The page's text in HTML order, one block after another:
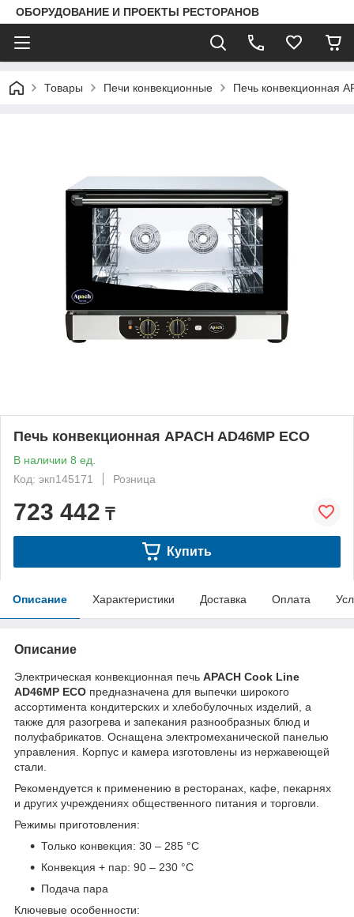
ОБОРУДОВАНИЕ И ПРОЕКТЫ РЕСТОРАНОВ
Товары Печи конвекционные Печь конвекционная
Печь конвекционная APACH AD46MP ECO
В наличии 8 ед.
Код: экп145171
Розница
723 442 ₸
Купить
Описание Характеристики Доставка Оплата
Описание
Электрическая конвекционная печь APACH Cook Line
AD46MP ECO предназначена для выпечки широкого
ассортимента кондитерских и хлебобулочных изделий, а
также для разогрева и запекания разнообразных блюд и
полуфабрикатов. Оснащена электромеханической панелью
управления. Корпус и камера изготовлены из нержавеющей
стали.
Рекомендуется к применению в ресторанах, кафе, пекарнях
и других учреждениях общественного питания и торговли.
Режимы приготовления:
Только конвекция: 30 – 285 °С
Конвекция + пар: 90 – 230 °С
Подача пара
Ключевые особенности: